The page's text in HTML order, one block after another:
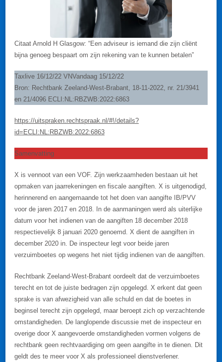
Citaat Arnold H Glasgow: “Een adviseur is iemand die zijn cliënt
bijna genoeg bespaart om zijn rekening van te kunnen betalen”
Taxlive 16/12/22 VNVandaag 15/12/22
Bron: Rechtbank Zeeland-West-Brabant, 18-11-2022, nr. 21/3941
en 21/4096 ECLI:NL:RBZWB:2022:6863
https://uitspraken.rechtspraak.nl/#!/details?
id=ECLI:NL:RBZWB:2022:6863
Samenvatting
X is vennoot van een VOF. Zijn werkzaamheden bestaan uit het
opmaken van jaarrekeningen en fiscale aangiften. X is uitgenodigd,
herinnerend en aangemaande tot het doen van aangifte IB/PVV
voor de jaren 2017 en 2018. In de aanmaningen werd als uiterlijke
datum voor het indienen van de aangiften 18 december 2018
respectievelijk 8 januari 2020 genoemd. X dient de aangiften in
december 2020 in. De inspecteur legt voor beide jaren
verzuimboetes op wegens het niet tijdig indienen van de aangiften.
Rechtbank Zeeland-West-Brabant oordeelt dat de verzuimboetes
terecht en tot de juiste bedragen zijn opgelegd. X erkent dat geen
sprake is van afwezigheid van alle schuld en dat de boetes in
beginsel terecht zijn opgelegd, maar beroept zich op verzachtende
omstandigheden. De langlopende discussie met de inspecteur en
overige door X aangevoerde omstandigheden vormen volgens de
rechtbank geen rechtvaardiging om geen aangifte in te dienen. Dit
geldt des te meer voor X als professioneel dienstverlener.